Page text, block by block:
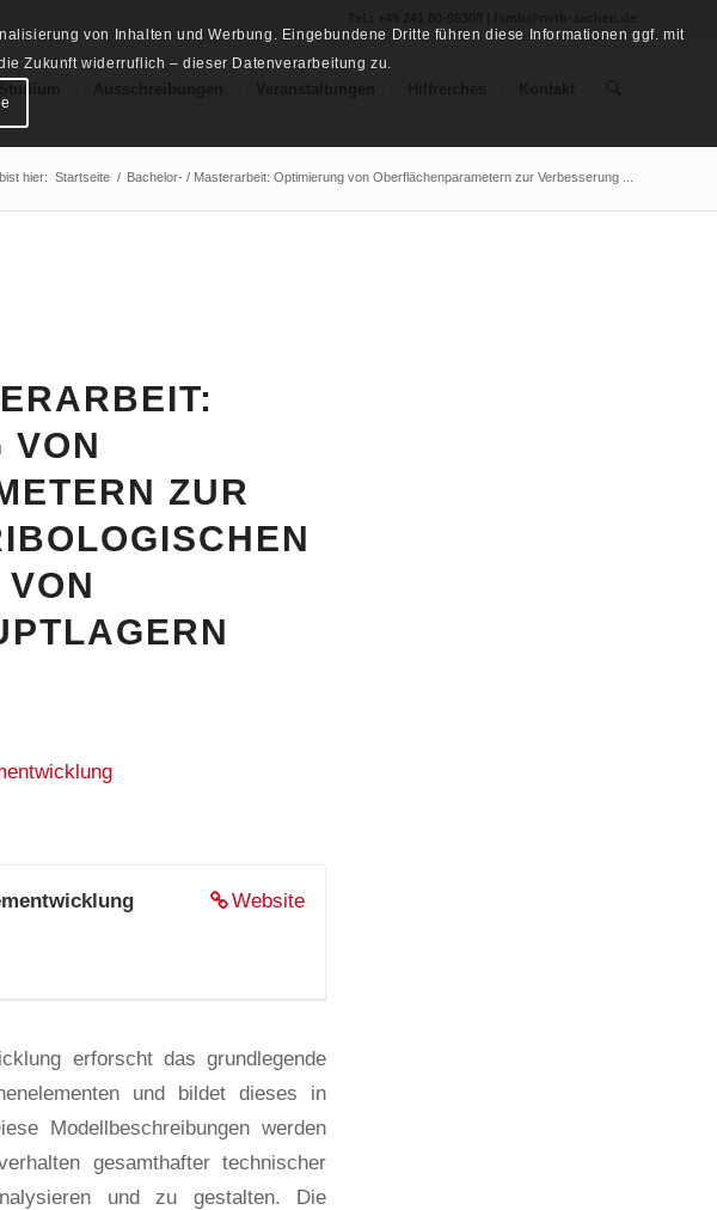
hier: Startseite / Bachelor- / Masterarbeit: Optimierung von Oberflächenparametern zur Verbesserung ...
VON
ZUR
Website
erforscht das grundlegende
und bildet dieses in
Modellbeschreibungen werden
gesamthafter technischer
und zu gestalten. Die
von Inhalten und Werbung. Eingebundene Dritte führen diese Informationen ggf. mit
Zukunft widerruflich – dieser Datenverarbeitung zu.